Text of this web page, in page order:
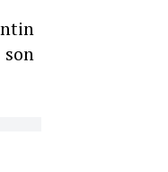
son